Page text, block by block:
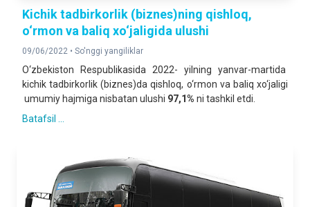
Kichik tadbirkorlik (biznes)ning qishloq,
o‘rmon va baliq xo‘jaligida ulushi
09/06/2022 • So'nggi yangiliklar
O‘zbekiston Respublikasida 2022- yilning yanvar-martida
kichik tadbirkorlik (biznes)da qishloq, o‘rmon va baliq xo‘jaligi
umumiy hajmiga nisbatan ulushi 97,1% ni tashkil etdi.
Batafsil ...